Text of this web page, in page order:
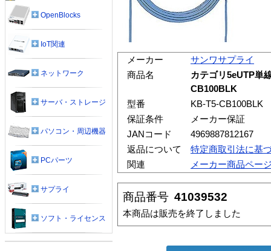
メーカー
サンワサプライ
商品名
カテゴリ5eUTP単
CB100BLK
型番
KB-T5-CB100BLK
保証条件
メーカー保証
JANコード
4969887812167
返品について
特定商取引法に基
関連
メーカー商品ペー
商品番号 41039532
本商品は販売を終了しました
OpenBlocks
IoT関連
ネットワーク
サーバ・ストレージ
パソコン・周辺機器
PCパーツ
サプライ
ソフト・ライセンス